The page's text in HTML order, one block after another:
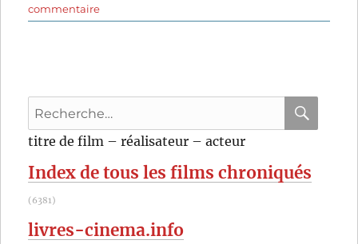
commentairesur
Une
de
Colpi
Recherche
pour
titre de film – réalisateur – acteur
Index de tous les films chroniqués
(6381)
livres-cinema.info